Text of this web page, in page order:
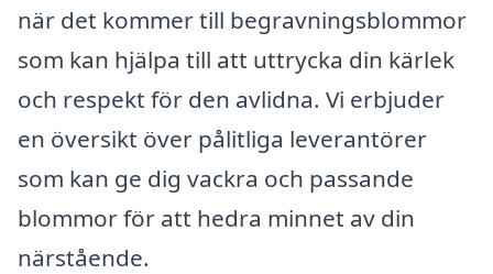
när det kommer till begravningsblommor
som kan hjälpa till att uttrycka din kärlek
och respekt för den avlidna. Vi erbjuder
en översikt över pålitliga leverantörer
som kan ge dig vackra och passande
blommor för att hedra minnet av din
närstående.